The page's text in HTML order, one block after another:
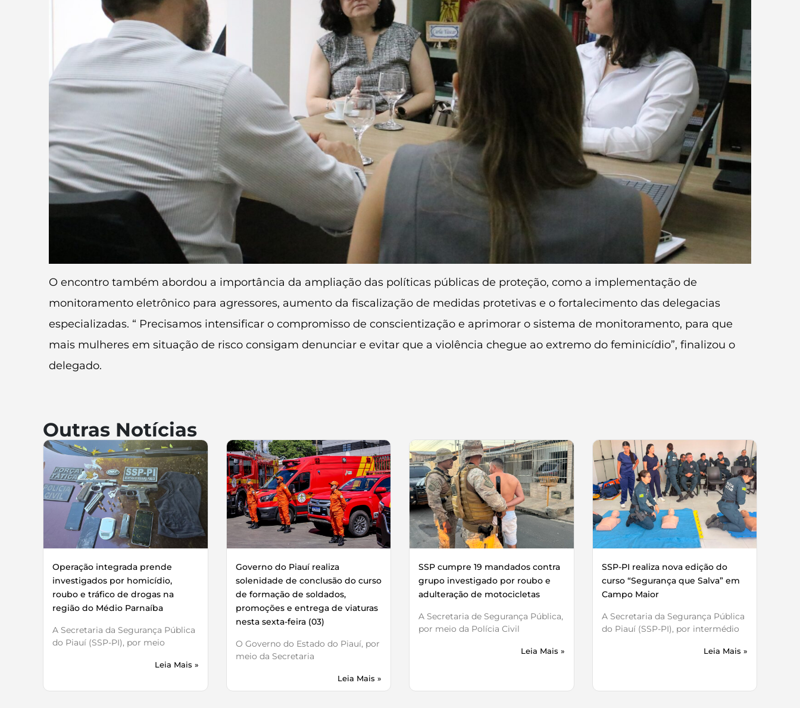
O encontro também abordou a importância da ampliação das políticas públicas de proteção, como a implementação de
monitoramento eletrônico para agressores, aumento da fiscalização de medidas protetivas e o fortalecimento das delegacias
especializadas. “ Precisamos intensificar o compromisso de conscientização e aprimorar o sistema de monitoramento, para que
mais mulheres em situação de risco consigam denunciar e evitar que a violência chegue ao extremo do feminicídio”, finalizou o
delegado.
Outras Notícias
Operação integrada prende
investigados por homicídio,
roubo e tráfico de drogas na
região do Médio Parnaíba
A Secretaria da Segurança Pública
do Piauí (SSP-PI), por meio
Leia Mais »
Governo do Piauí realiza
solenidade de conclusão do curso
de formação de soldados,
promoções e entrega de viaturas
nesta sexta-feira (03)
O Governo do Estado do Piauí, por
meio da Secretaria
Leia Mais »
SSP cumpre 19 mandados contra
grupo investigado por roubo e
adulteração de motocicletas
A Secretaria de Segurança Pública,
por meio da Polícia Civil
Leia Mais »
SSP-PI realiza nova edição do
curso “Segurança que Salva” em
Campo Maior
A Secretaria da Segurança Pública
do Piauí (SSP-PI), por intermédio
Leia Mais »